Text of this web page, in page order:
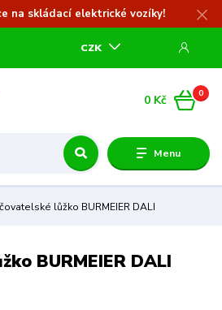
na skládací elektrické vozíky!
Menu
CZK
0
0 Kč
lůžko BURMEIER DALI
BURMEIER DALI